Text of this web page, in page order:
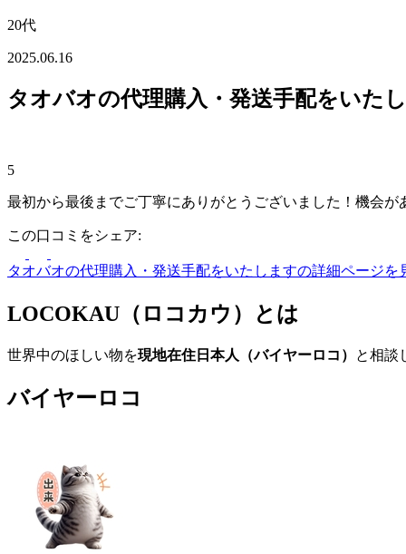
20代
2025.06.16
タオバオの代理購入・発送手配をいた
5
最初から最後までご丁寧にありがとうございました！機会
この口コミをシェア:
タオバオの代理購入・発送手配をいたしますの詳細ページを
LOCOKAU（ロコカウ）とは
世界中のほしい物を現地在住日本人（バイヤーロコ） と相談
バイヤーロコ